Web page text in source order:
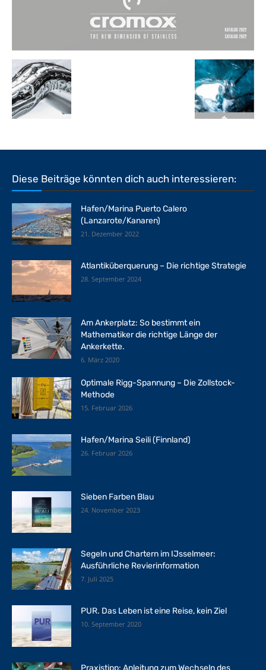
Diese Beiträge könnten dich auch interessieren:
Hafen/Marina Puerto Calero
(Lanzarote/Kanaren)
21. Dezember 2022
Atlantiküberquerung – Die richtige Strategie
28. September 2024
Am Ankerplatz: So bestimmt ein
Mathematiker die richtige Länge der
Ankerkette.
6. März 2020
Optimale Rigg-Spannung – Die Zollstock-
Methode
15. Februar 2026
Hafen/Marina Seili (Finnland)
26. Februar 2026
Sieben Farben Blau
24. November 2023
Segeln und Chartern im IJsselmeer:
Ausführliche Revierinformation
7. Juli 2025
PUR. Das Leben ist eine Reise, kein Ziel
10. September 2020
Praxistipp: Anleitung zum Wechseln des